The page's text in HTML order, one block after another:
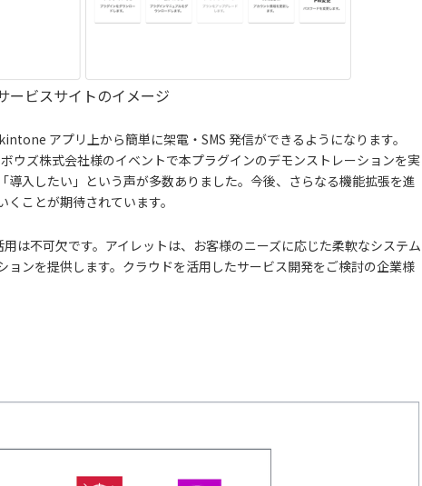
ービスサイトのイメージ
アプリ上から簡単に架電・SMS 発信ができるようになります。
ウズ株式会社様のイベントで本プラグインのデモンストレーションを実
入したい」という声が多数ありました。今後、さらなる機能拡張を進
ことが期待されています。
は不可欠です。アイレットは、お客様のニーズに応じた柔軟なシステム
ンを提供します。クラウドを活用したサービス開発をご検討の企業様